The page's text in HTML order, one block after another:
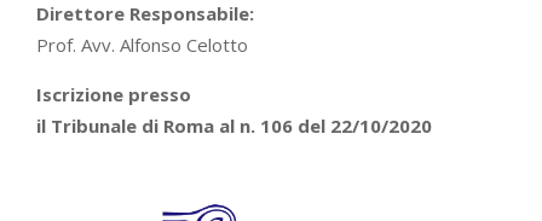
Direttore Responsabile:
Prof. Avv. Alfonso Celotto
Iscrizione presso
il Tribunale di Roma al n. 106 del 22/10/2020